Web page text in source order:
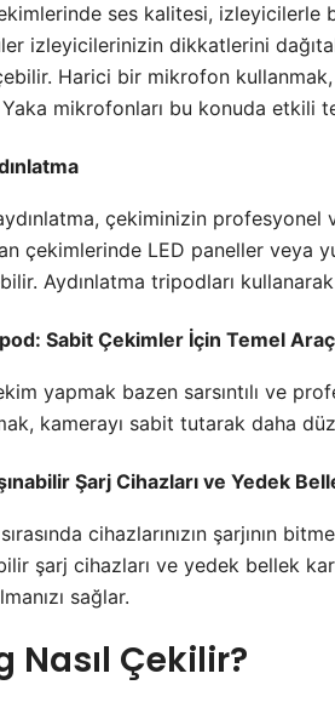
ses kalitesi, izleyicilerle
izleyicilerinizin dikkatlerini
Harici bir mikrofon
mikrofonları bu konuda etkili
çekiminizin profesyonel
çekimlerinde LED paneller veya
Aydınlatma tripodları
Sabit Çekimler İçin Temel Araç
yapmak bazen sarsıntılı ve
kamerayı sabit tutarak daha
Şarj Cihazları ve Yedek
cihazlarınızın şarjının
şarj cihazları ve yedek bellek
sağlar.
Nasıl Çekilir?